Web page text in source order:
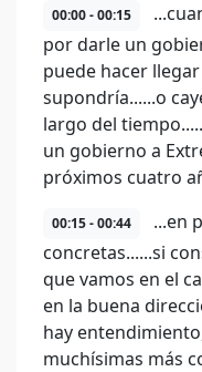
00:00 - 00:15
por darle un
puede hacer
supondría......o
largo del
un gobierno a
próximos cuatro
00:15 - 00:44
...en
concretas......si
que vamos en el
en la buena
hay
muchísimas más